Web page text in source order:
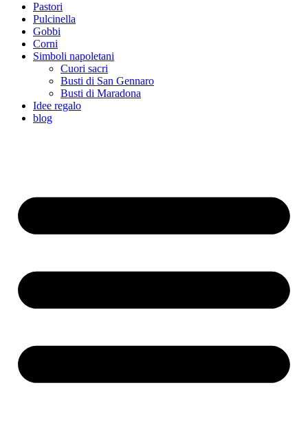
Pastori
Pulcinella
Gobbi
Corni
Simboli napoletani
Cuori sacri
Busti di San Gennaro
Busti di Maradona
Idee regalo
blog